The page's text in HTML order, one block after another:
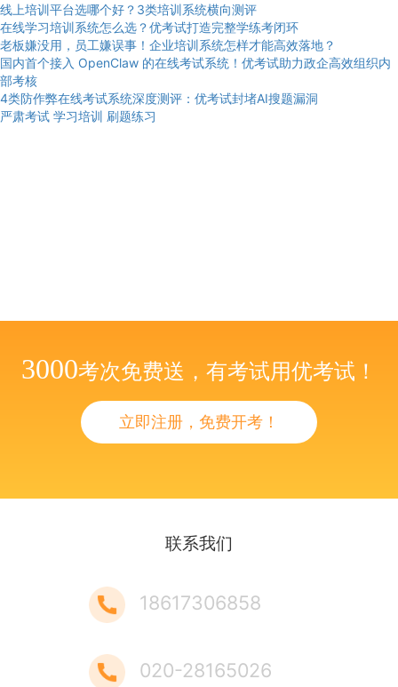
线上培训平台选哪个好？3类培训系统横向测评
在线学习培训系统怎么选？优考试打造完整学练考闭环
老板嫌没用，员工嫌误事！企业培训系统怎样才能高效落地？
国内首个接入 OpenClaw 的在线考试系统！优考试助力政企高效组织内
部考核
4类防作弊在线考试系统深度测评：优考试封堵AI搜题漏洞
严肃考试 学习培训 刷题练习
3000考次免费送，有考试用优考试！
立即注册，免费开考！
联系我们
18617306858
020-28165026